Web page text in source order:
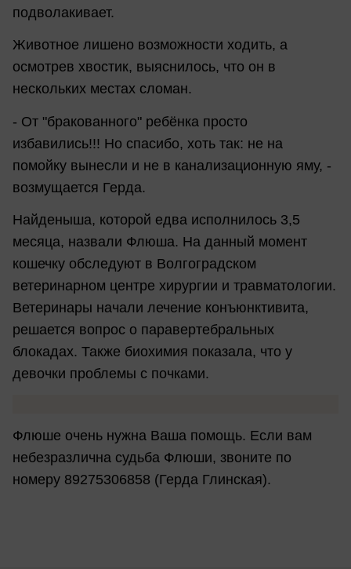
подволакивает.
Животное лишено возможности ходить, а
осмотрев хвостик, выяснилось, что он в
нескольких местах сломан.
- От "бракованного" ребёнка просто
избавились!!! Но спасибо, хоть так: не на
помойку вынесли и не в канализационную яму, -
возмущается Герда.
Найденыша, которой едва исполнилось 3,5
месяца, назвали Флюша. На данный момент
кошечку обследуют в Волгоградском
ветеринарном центре хирургии и травматологии.
Ветеринары начали лечение конъюнктивита,
решается вопрос о паравертебральных
блокадах. Также биохимия показала, что у
девочки проблемы с почками.
Флюше очень нужна Ваша помощь. Если вам
небезразлична судьба Флюши, звоните по
номеру 89275306858 (Герда Глинская).